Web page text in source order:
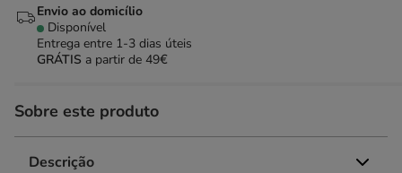
Envio ao domicílio
Disponível
Entrega entre 1-3 dias úteis
GRÁTIS a partir de 49€
Sobre este produto
Descrição